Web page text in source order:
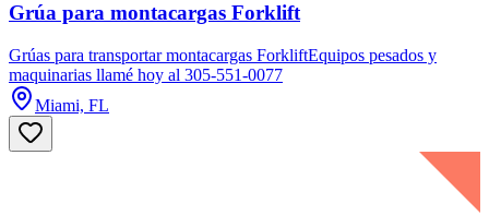
Grúa para montacargas Forklift
Grúas para transportar montacargas ForkliftEquipos pesados y
maquinarias llamé hoy al 305-551-0077
Miami, FL